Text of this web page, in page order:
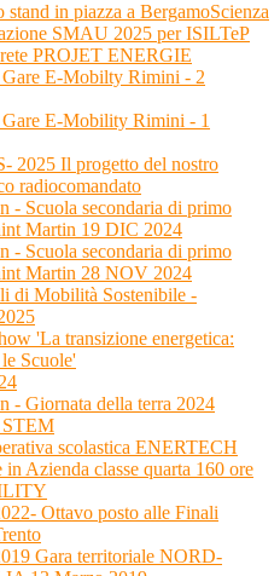
stand in piazza a BergamoScienza
SMAU 2025 per ISILTeP
PROJET ENERGIE
E-Mobilty Rimini - 2
E-Mobility Rimini - 1
2025 Il progetto del nostro
radiocomandato
- Scuola secondaria di primo
Martin 19 DIC 2024
- Scuola secondaria di primo
Martin 28 NOV 2024
di Mobilità Sostenibile -
'La transizione energetica:
Scuole'
- Giornata della terra 2024
scolastica ENERTECH
Azienda classe quarta 160 ore
Ottavo posto alle Finali
Gara territoriale NORD-